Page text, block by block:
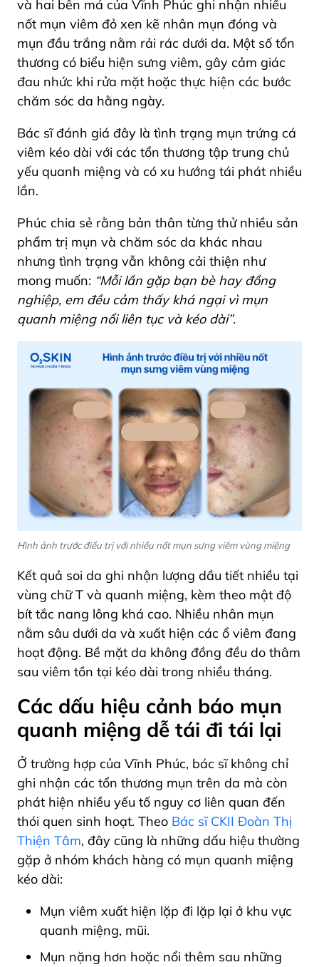
và hai bên má của Vĩnh Phúc ghi nhận nhiều
nốt mụn viêm đỏ xen kẽ nhân mụn đóng và
mụn đầu trắng nằm rải rác dưới da. Một số tổn
thương có biểu hiện sưng viêm, gây cảm giác
đau nhức khi rửa mặt hoặc thực hiện các bước
chăm sóc da hằng ngày.
Bác sĩ đánh giá đây là tình trạng mụn trứng cá
viêm kéo dài với các tổn thương tập trung chủ
yếu quanh miệng và có xu hướng tái phát nhiều
lần.
Phúc chia sẻ rằng bản thân từng thử nhiều sản
phẩm trị mụn và chăm sóc da khác nhau
nhưng tình trạng vẫn không cải thiện như
mong muốn: “Mỗi lần gặp bạn bè hay đồng
nghiệp, em đều cảm thấy khá ngại vì mụn
quanh miệng nổi liên tục và kéo dài”.
Hình ảnh trước điều trị với nhiều nốt mụn sưng viêm vùng miệng
Kết quả soi da ghi nhận lượng dầu tiết nhiều tại
vùng chữ T và quanh miệng, kèm theo mật độ
bít tắc nang lông khá cao. Nhiều nhân mụn
nằm sâu dưới da và xuất hiện các ổ viêm đang
hoạt động. Bề mặt da không đồng đều do thâm
sau viêm tồn tại kéo dài trong nhiều tháng.
Các dấu hiệu cảnh báo mụn
quanh miệng dễ tái đi tái lại
Ở trường hợp của Vĩnh Phúc, bác sĩ không chỉ
ghi nhận các tổn thương mụn trên da mà còn
phát hiện nhiều yếu tố nguy cơ liên quan đến
thói quen sinh hoạt. Theo Bác sĩ CKII Đoàn Thị
Thiện Tâm, đây cũng là những dấu hiệu thường
gặp ở nhóm khách hàng có mụn quanh miệng
kéo dài:
Mụn viêm xuất hiện lặp đi lặp lại ở khu vực
quanh miệng, mũi.
Mụn nặng hơn hoặc nổi thêm sau những